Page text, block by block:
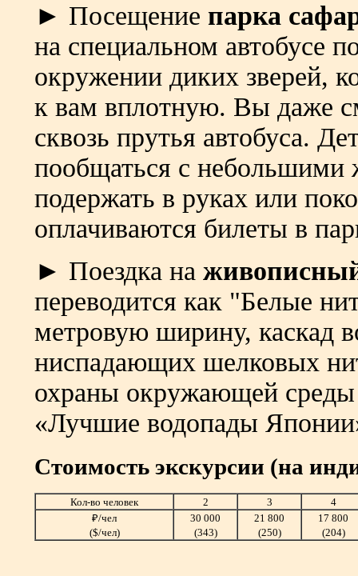
► Посещение парка
на специальном автобусе
окружении диких зверей,
к вам вплотную. Вы даже
сквозь прутья автобуса.
пообщаться с небольшими
подержать в руках или
оплачиваются билеты в
► Поездка на
переводится как "Белые
метровую ширину, каскад
ниспадающих шелковых
охраны окружающей среды
«Лучшие водопады
Стоимость экскурсии (на
Кол-во человек 2 3
4
₽/чел
($/чел)
30 000
(343)
21 800
(250)
17 800
(204)